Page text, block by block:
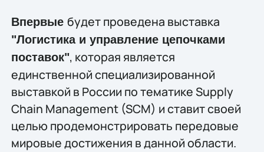
Впервые будет проведена выставка
"Логистика и управление цепочками
поставок", которая является
единственной специализированной
выставкой в России по тематике Supply
Chain Management (SCM) и ставит своей
целью продемонстрировать передовые
мировые достижения в данной области.